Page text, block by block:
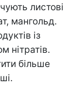
листові
мангольд.
із
нітратів.
більше